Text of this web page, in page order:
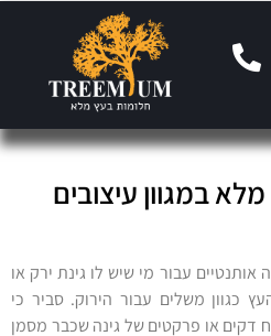
במגוון עיצובים
עבור מי שיש לו גינת ירק או
כגוון משלים עבור הירוק. סביר כי
דקים או פרקטים של גינה שכבר מסמן